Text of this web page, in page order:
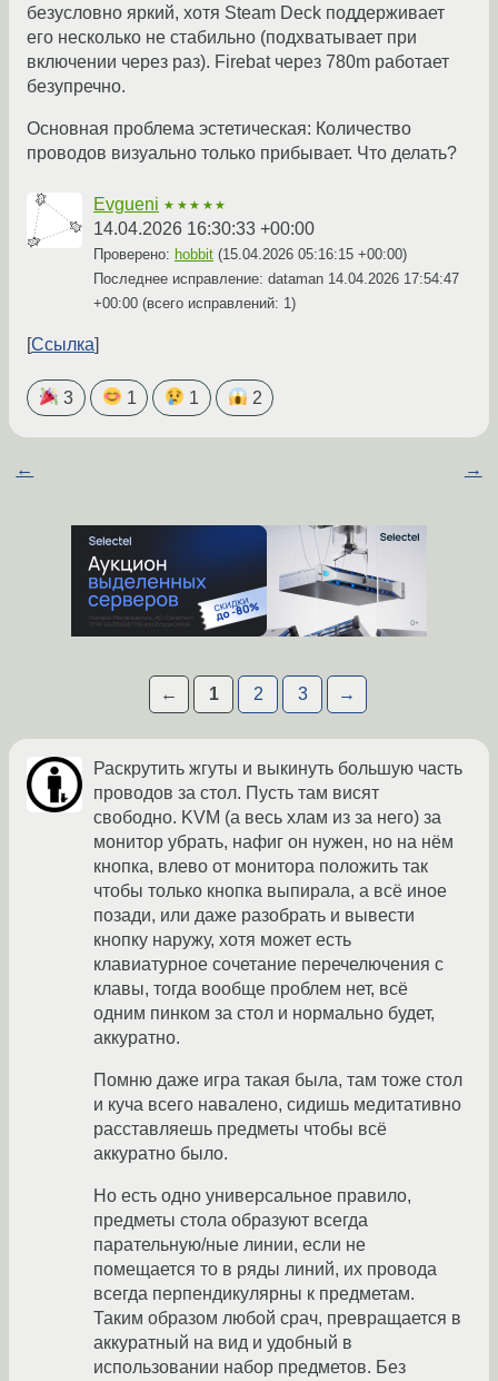
безусловно яркий, хотя Steam Deck поддерживает
его несколько не стабильно (подхватывает при
включении через раз). Firebat через 780m работает
безупречно.
Основная проблема эстетическая: Количество
проводов визуально только прибывает. Что делать?
Evgueni ★★★★★
14.04.2026 16:30:33 +00:00
Проверено: hobbit (15.04.2026 05:16:15 +00:00)
Последнее исправление: dataman 14.04.2026 17:54:47
+00:00 (всего исправлений: 1)
Ссылка
3 1 1 2
← →
← 1 2 3 →
Раскрутить жгуты и выкинуть большую часть
проводов за стол. Пусть там висят
свободно. KVM (а весь хлам из за него) за
монитор убрать, нафиг он нужен, но на нём
кнопка, влево от монитора положить так
чтобы только кнопка выпирала, а всё иное
позади, или даже разобрать и вывести
кнопку наружу, хотя может есть
клавиатурное сочетание перечелючения с
клавы, тогда вообще проблем нет, всё
одним пинком за стол и нормально будет,
аккуратно.
Помню даже игра такая была, там тоже стол
и куча всего навалено, сидишь медитативно
расставляешь предметы чтобы всё
аккуратно было.
Но есть одно универсальное правило,
предметы стола образуют всегда
парательную/ные линии, если не
помещается то в ряды линий, их провода
всегда перпендикулярны к предметам.
Таким образом любой срач, превращается в
аккуратный на вид и удобный в
использовании набор предметов. Без